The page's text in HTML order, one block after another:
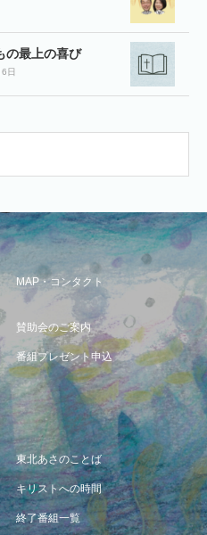
最上の喜び
日
MAP・コンタクト
賛助会のご案内
番組プレゼント申込
東北あさのことば
キリストへの時間
終了番組一覧